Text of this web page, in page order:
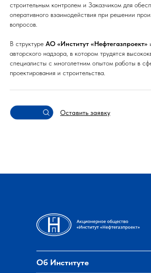
строительным контролем и Заказчиком для
оперативного взаимодействия при решении
вопросов.
В структуре АО «Институт «Нефтегазпроект»
авторского надзора, в котором трудятся
специалисты с многолетним опытом работы в
проектирования и строительства.
Оставить заявку
Об Институте